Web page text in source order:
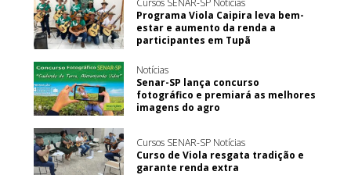
Cursos SENAR-SP Notícias
Programa Viola Caipira leva bem-
estar e aumento da renda a
participantes em Tupã
Notícias
Senar-SP lança concurso
fotográfico e premiará as melhores
imagens do agro
Cursos SENAR-SP Notícias
Curso de Viola resgata tradição e
garante renda extra